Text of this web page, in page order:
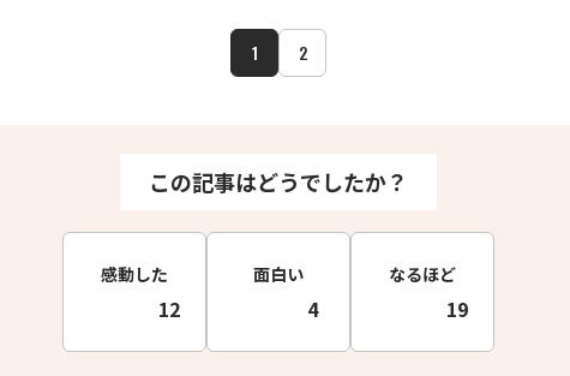
1 2
この記事はどうでしたか？
感動した
12
面白い
4
なるほど
19